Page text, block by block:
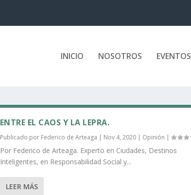
INICIO NOSOTROS EVENTOS
ENTRE EL CAOS Y LA LEPRA.
Publicado por Federico de Arteaga | Nov 4, 2020| Opinión |
Por Federico de Arteaga. Experto en Ciudades, Destinos
Inteligentes, en Responsabilidad Social y...
LEER MÁS